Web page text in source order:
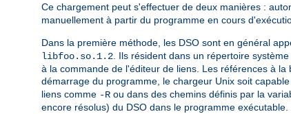
Ce chargement peut s'effectuer de deux manières :
manuellement à partir du programme en cours
Dans la première méthode, les DSO sont en général
libfoo.so.1.2. Ils résident dans un répertoire
à la commande de l'éditeur de liens. Les références à
démarrage du programme, le chargeur Unix soit
liens comme -R ou dans des chemins définis par la
encore résolus) du DSO dans le programme exécutable.